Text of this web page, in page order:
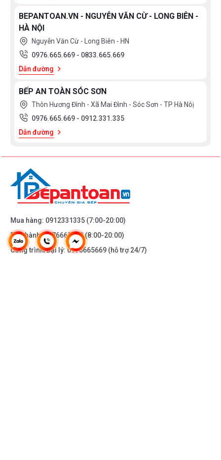
BEPANTOAN.VN - NGUYỄN VĂN CỪ - LONG BIÊN -
HÀ NỘI
Nguyễn Văn Cừ - Long Biên - HN
0976.665.669 - 0833.665.669
Dẫn đường
BẾP AN TOÀN SÓC SƠN
Thôn Hương Đình - Xã Mai Đình - Sóc Sơn - TP Hà Nôị
0976.665.669 - 0912.331.335
Dẫn đường
Mua hàng: 0912331335 (7:00-20:00)
Bảo hành:0976665669(8:00-20:00)
Công trình/Đại lý:0976665669 (hỗ trợ 24/7)